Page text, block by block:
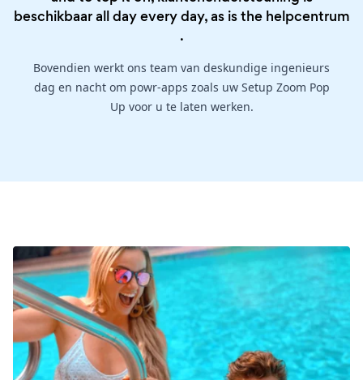
beschikbaar all day every day, as is the helpcentrum
.
Bovendien werkt ons team van deskundige ingenieurs
dag en nacht om powr-apps zoals uw Setup Zoom Pop
Up voor u te laten werken.